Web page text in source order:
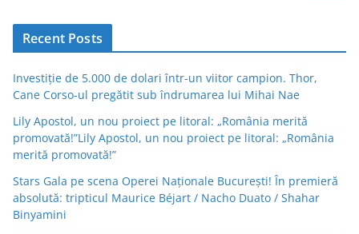
Recent Posts
Investiție de 5.000 de dolari într-un viitor campion. Thor,
Cane Corso-ul pregătit sub îndrumarea lui Mihai Nae
Lily Apostol, un nou proiect pe litoral: „România merită
promovată!”Lily Apostol, un nou proiect pe litoral: „România
merită promovată!”
Stars Gala pe scena Operei Naționale București! În premieră
absolută: tripticul Maurice Béjart / Nacho Duato / Shahar
Binyamini